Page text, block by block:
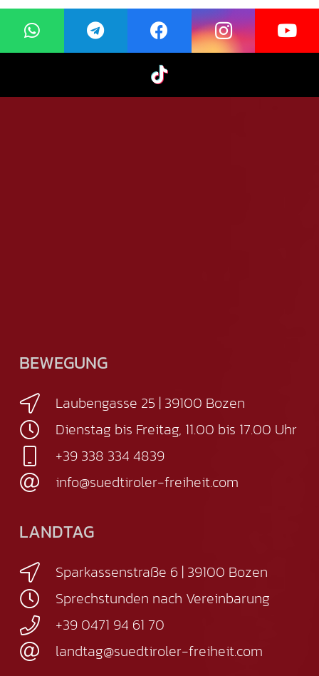
BEWEGUNG
Laubengasse 25 | 39100 Bozen
Dienstag bis Freitag, 11.00 bis 17.00 Uhr
+39 338 334 4839
info@suedtiroler-freiheit.com
LANDTAG
Sparkassenstraße 6 | 39100 Bozen
Sprechstunden nach Vereinbarung
+39 0471 94 61 70
landtag@suedtiroler-freiheit.com